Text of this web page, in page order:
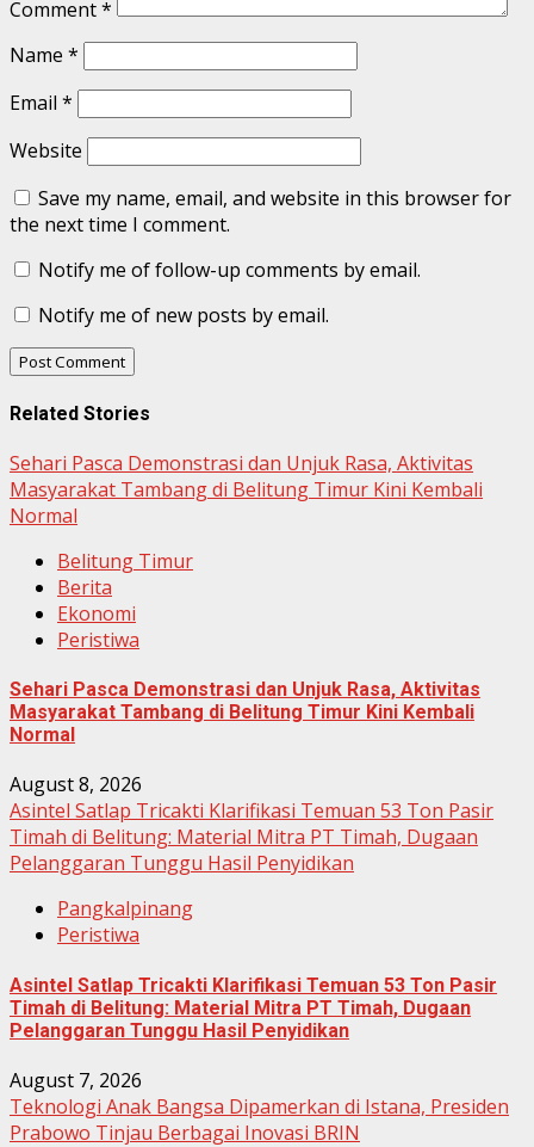
Comment*
Name *
Email *
Website
Save my name, email, and website in this browser for
the next time I comment.
Notify me of follow-up comments by email.
Notify me of new posts by email.
Related Stories
Sehari Pasca Demonstrasi dan Unjuk Rasa, Aktivitas
Masyarakat Tambang di Belitung Timur Kini Kembali
Normal
Belitung Timur
Berita
Ekonomi
Peristiwa
Sehari Pasca Demonstrasi dan Unjuk Rasa, Aktivitas
Masyarakat Tambang di Belitung Timur Kini Kembali
Normal
August 8, 2026
Asintel Satlap Tricakti Klarifikasi Temuan 53 Ton Pasir
Timah di Belitung: Material Mitra PT Timah, Dugaan
Pelanggaran Tunggu Hasil Penyidikan
Pangkalpinang
Peristiwa
Asintel Satlap Tricakti Klarifikasi Temuan 53 Ton Pasir
Timah di Belitung: Material Mitra PT Timah, Dugaan
Pelanggaran Tunggu Hasil Penyidikan
August 7, 2026
Teknologi Anak Bangsa Dipamerkan di Istana, Presiden
Prabowo Tinjau Berbagai Inovasi BRIN